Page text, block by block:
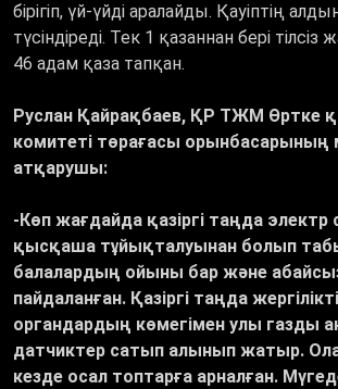
бірігіп, үй-үйді аралайды. Қауіптің
түсіндіреді. Тек 1 қазаннан бері
46 адам қаза тапқан.
Руслан Қайрақбаев, ҚР ТЖМ Өртке
комитеті төрағасы орынбасарының
атқарушы:
-Көп жағдайда қазіргі таңда
қысқаша тұйықталуынан болып
балалардың ойыны бар және
пайдаланған. Қазіргі таңда
органдардың көмегімен улы газды
датчиктер сатып алынып жатыр.
кезде осал топтарға арналған.